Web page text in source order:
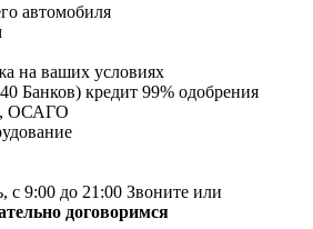
автомобиля
на ваших условиях
Банков) кредит 99% одобрения
ОСАГО
9:00 до 21:00 Звоните или
договоримся